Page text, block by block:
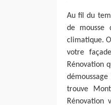
Au fil du
de mousse
climatique.
votre
Rénovation
trouve
Rénovation